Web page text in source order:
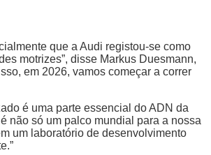
que a Audi registou-se como
motrizes”, disse Markus Duesmann,
em 2026, vamos começar a correr
é uma parte essencial do ADN da
não só um palco mundial para a nossa
um laboratório de desenvolvimento